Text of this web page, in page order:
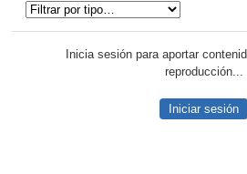
Inicia sesión para aportar
reproducción...
Iniciar sesión